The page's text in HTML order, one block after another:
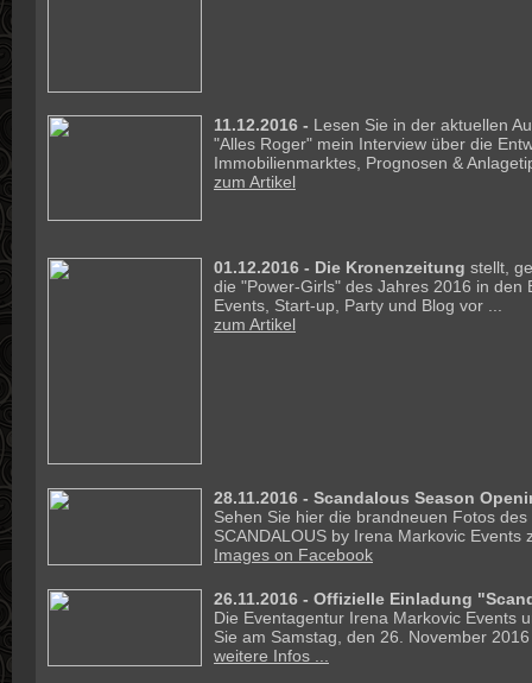
11.12.2016 - Lesen Sie in der aktuellen
"Alles Roger" mein Interview über die
Immobilienmarktes, Prognosen &
zum Artikel
01.12.2016 - Die Kronenzeitung stellt,
die "Power-Girls" des Jahres 2016 in den
Events, Start-up, Party und Blog vor ...
zum Artikel
28.11.2016 - Scandalous Season
Sehen Sie hier die brandneuen Fotos
SCANDALOUS by Irena Markovic Events
Images on Facebook
26.11.2016 - Offizielle Einladung
Die Eventagentur Irena Markovic Events
Sie am Samstag, den 26. November
weitere Infos ...